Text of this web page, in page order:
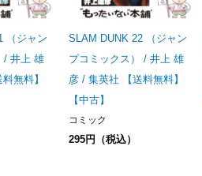
（ジャン
/ 井上 雄
無料】
SLAM DUNK 22 （ジャン
プコミックス） / 井上 雄
彦 / 集英社 【送料無料】
【中古】
コミック
295円（税込）